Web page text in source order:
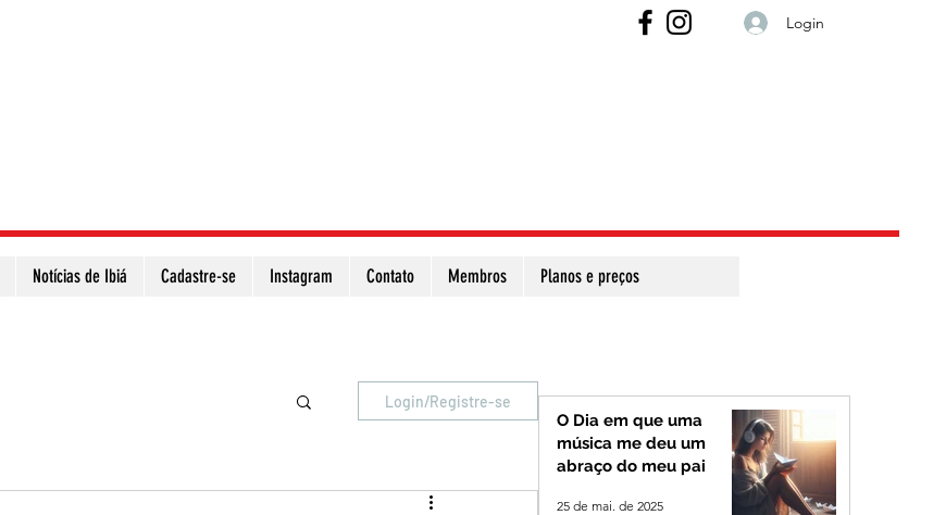
Login
Notícias de Ibiá Cadastre-se Instagram Contato Membros Planos e preços
Login/Registre-se
O Dia em que uma
música me deu um
abraço do meu pai
25 de mai. de 2025